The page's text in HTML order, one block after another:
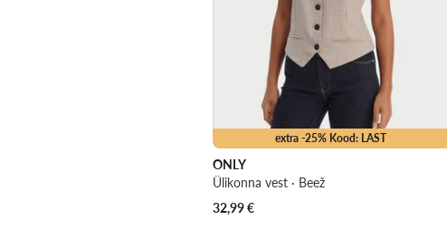
extra -25% Kood: LAST
ONLY
Ülikonna vest · Beež
32,99€